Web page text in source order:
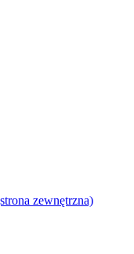
zewnętrzna)